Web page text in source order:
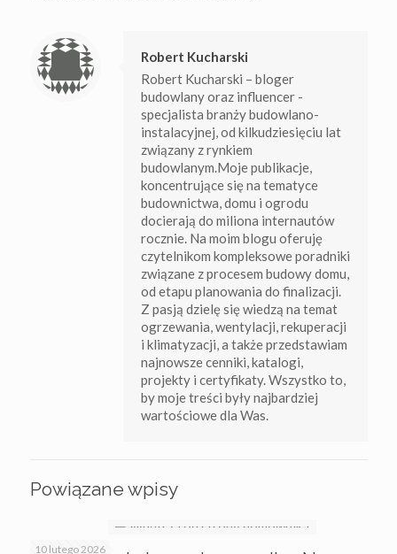
Robert Kucharski
Robert Kucharski – bloger
budowlany oraz influencer -
specjalista branży budowlano-
instalacyjnej, od kilkudziesięciu lat
związany z rynkiem
budowlanym.Moje publikacje,
koncentrujące się na tematyce
budownictwa, domu i ogrodu
docierają do miliona internautów
rocznie. Na moim blogu oferuję
czytelnikom kompleksowe poradniki
związane z procesem budowy domu,
od etapu planowania do finalizacji.
Z pasją dzielę się wiedzą na temat
ogrzewania, wentylacji, rekuperacji
i klimatyzacji, a także przedstawiam
najnowsze cenniki, katalogi,
projekty i certyfikaty. Wszystko to,
by moje treści były najbardziej
wartościowe dla Was.
Powiązane wpisy
10 lutego 2026